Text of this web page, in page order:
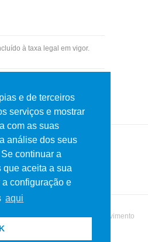
e de terceiros
serviços e mostrar
com as suas
análise dos seus
continuar a
que aceita a sua
configuração e
aqui
à taxa legal em vigor.
os direitos reservados | Desenvolvimento